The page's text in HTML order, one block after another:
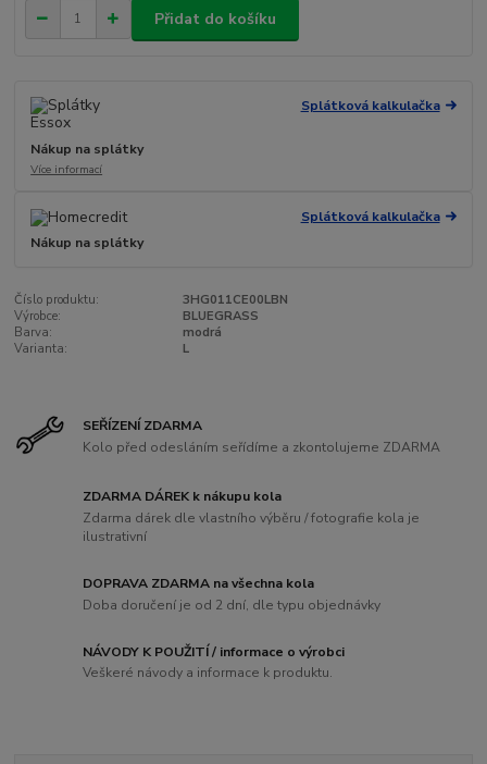
Přidat do košíku
Splátková kalkulačka
Nákup na splátky
Více informací
Splátková kalkulačka
Nákup na splátky
Číslo produktu:
3HG011CE00LBN
Výrobce:
BLUEGRASS
Barva:
modrá
Varianta:
L
SEŘÍZENÍ ZDARMA
Kolo před odesláním seřídíme a zkontolujeme ZDARMA
ZDARMA DÁREK k nákupu kola
Zdarma dárek dle vlastního výběru / fotografie kola je
ilustrativní
DOPRAVA ZDARMA na všechna kola
Doba doručení je od 2 dní, dle typu objednávky
NÁVODY K POUŽITÍ / informace o výrobci
Veškeré návody a informace k produktu.